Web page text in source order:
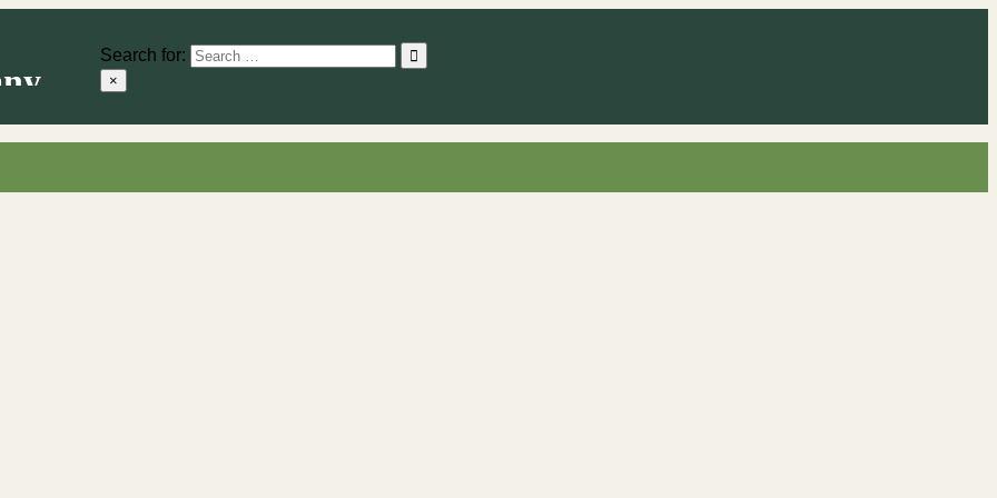
Search for:
×